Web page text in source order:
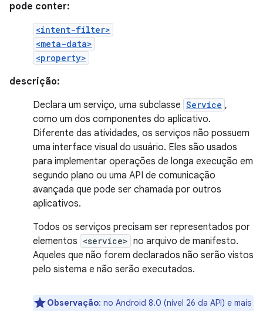
pode conter:
<intent-filter>
<meta-data>
<property>
descrição:
Declara um serviço, uma subclasse Service ,
como um dos componentes do aplicativo.
Diferente das atividades, os serviços não possuem
uma interface visual do usuário. Eles são usados
para implementar operações de longa execução em
segundo plano ou uma API de comunicação
avançada que pode ser chamada por outros
aplicativos.
Todos os serviços precisam ser representados por
elementos <service> no arquivo de manifesto.
Aqueles que não forem declarados não serão vistos
pelo sistema e não serão executados.
Observação: no Android 8.0 (nível 26 da API) e mais